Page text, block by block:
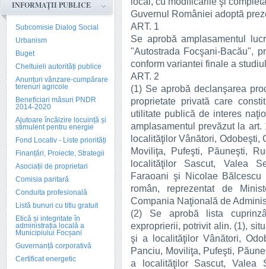
INFORMAȚII PUBLICE
Subcomisie Dialog Social
Urbanism
Buget
Cheltuieli autorități publice
Anunțuri vânzare-cumpărare
terenuri agricole
Beneficiari măsuri PNDR
2014-2020
Ajutoare încălzire locuință și
stimulent pentru energie
Fond Locativ - Liste priorități
Finanțări, Proiecte, Strategii
Asociații de proprietari
Comisia paritară
Conduita profesională
Listă bunuri cu titlu gratuit
Etică și integritate în
administrația locală a
Municipiului Focșani
Guvernanță corporativă
Certificat energetic
Guvernul României adoptă
ART. 1
Se aprobă amplasamentul
"Autostrada Focşani-Bacău",
conform variantei finale a
ART. 2
(1) Se aprobă declanşarea
proprietate privată care
utilitate publică de interes
amplasamentul prevăzut la
localităţilor Vânători, Odobeşti,
Moviliţa, Pufeşti, Păuneşti,
localităţilor Sascut, Valea
Faraoani şi Nicolae
român, reprezentat de
Compania Naţională de
(2) Se aprobă lista
exproprierii, potrivit alin. (1),
şi a localităţilor Vânători,
Panciu, Moviliţa, Pufeşti,
a localităţilor Sascut, Valea